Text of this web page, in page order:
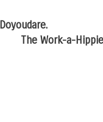
Doyoudare.
The Work-a-